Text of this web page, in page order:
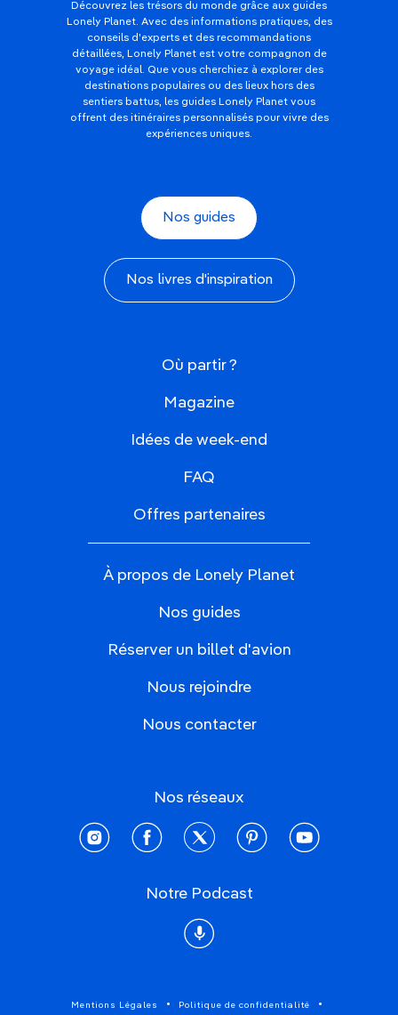
Découvrez les trésors du monde grâce aux guides
Lonely Planet. Avec des informations pratiques, des
conseils d'experts et des recommandations
détaillées, Lonely Planet est votre compagnon de
voyage idéal. Que vous cherchiez à explorer des
destinations populaires ou des lieux hors des
sentiers battus, les guides Lonely Planet vous
offrent des itinéraires personnalisés pour vivre des
expériences uniques.
Nos guides
Nos livres d'inspiration
Où partir ?
Magazine
Idées de week-end
FAQ
Offres partenaires
À propos de Lonely Planet
Nos guides
Réserver un billet d'avion
Nous rejoindre
Nous contacter
Nos réseaux
instagramfacebooktwitter pinterestyoutube
Notre Podcast
Podcast
Mentions Légales Politique de confidentialité